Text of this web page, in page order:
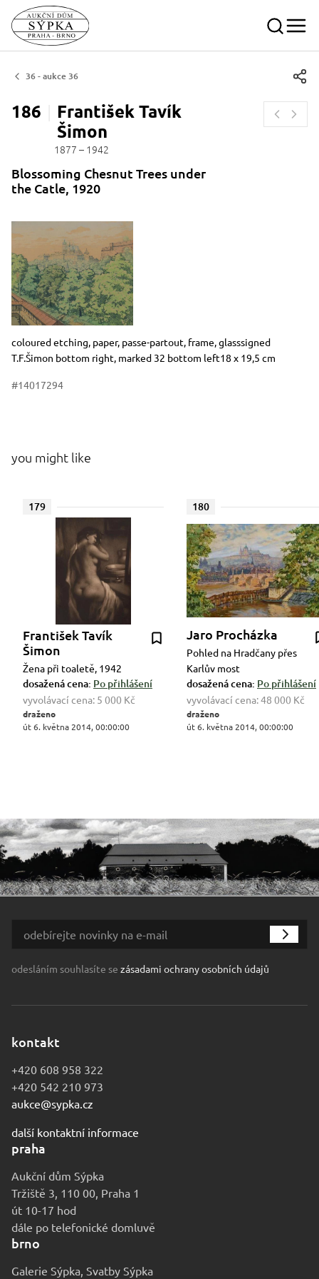
36 - aukce 36
186
František Tavík
Šimon
1877 – 1942
Blossoming Chesnut Trees under
the Catle, 1920
Dimensions
Short item description
coloured etching, paper, passe-partout, frame, glasssigned
T.F.Šimon bottom right, marked 32 bottom left18 x 19,5 cm
#14017294
you might like
179
František Tavík
Šimon
Žena při toaletě, 1942
dosažená cena: Po přihlášení
vyvolávací cena: 5 000 Kč
draženo
út 6. května 2014, 00:00:00
180
Jaro Procházka
Pohled na Hradčany přes
Karlův most
dosažená cena: Po přihlášení
vyvolávací cena:48 000 Kč
draženo
út 6. května 2014, 00:00:00
odesláním souhlasíte se zásadami ochrany osobních údajů
kontakt
+420 608 958 322
+420 542 210 973
aukce@sypka.cz
další kontaktní informace
praha
Aukční dům Sýpka
Tržiště 3, 110 00, Praha 1
út 10-17 hod
dále po telefonické domluvě
brno
Galerie Sýpka, Svatby Sýpka